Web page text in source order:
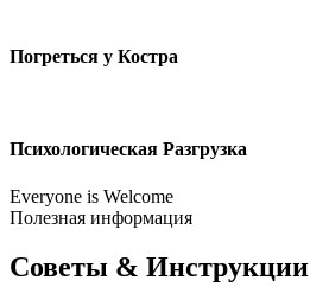
Погреться у Костра
Психологическая Разгрузка
Everyone is Welcome
Полезная информация
Советы & Инструкции